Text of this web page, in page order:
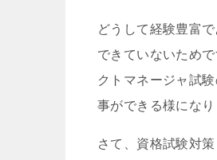
どうして経験豊富
できていないため
クトマネージャ試
事ができる様になり
さて、資格試験対